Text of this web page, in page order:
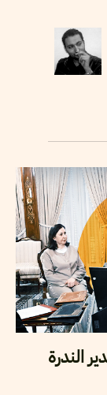
الندرة